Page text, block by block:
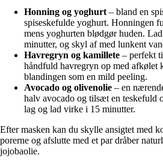
Honning og yoghurt– bland en
spiseskefulde yoghurt. Honningen
mens yoghurten blødgør huden.
minutter, og skyl af med lunkent
Havregryn og kamillete – perfekt
håndfuld havregryn op med afkølet
blandingen som en mild peeling.
Avocado og olivenolie – en
halv avocado og tilsæt en teskefuld
lag og lad virke i 15 minutter.
Efter masken kan du skylle ansigtet med
porerne og afslutte med et par dråber
jojobaolie.